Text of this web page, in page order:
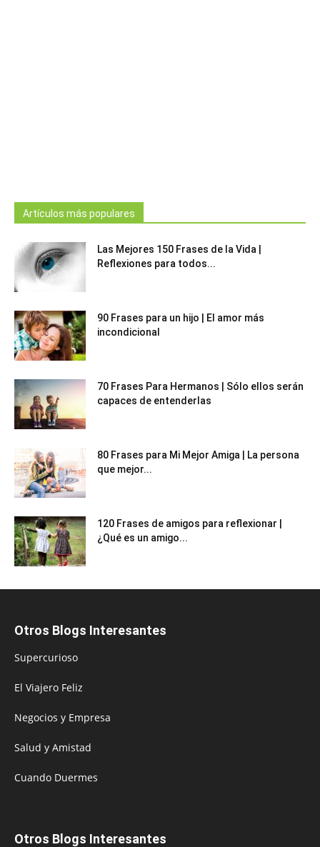
Artículos más populares
Las Mejores 150 Frases de la Vida |
Reflexiones para todos...
90 Frases para un hijo | El amor más
incondicional
70 Frases Para Hermanos | Sólo ellos serán
capaces de entenderlas
80 Frases para Mi Mejor Amiga | La persona
que mejor...
120 Frases de amigos para reflexionar |
¿Qué es un amigo...
Otros Blogs Interesantes
Supercurioso
El Viajero Feliz
Negocios y Empresa
Salud y Amistad
Cuando Duermes
Otros Blogs Interesantes